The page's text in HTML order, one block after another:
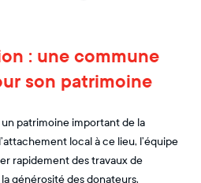
: une commune
son patrimoine
patrimoine important de la
local à ce lieu, l’équipe
rapidement des travaux de
générosité des donateurs,